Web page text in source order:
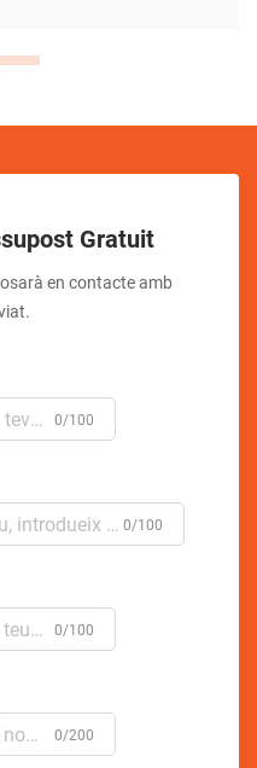
Gratuit
en contacte amb
0/100
0/100
0/100
0/200